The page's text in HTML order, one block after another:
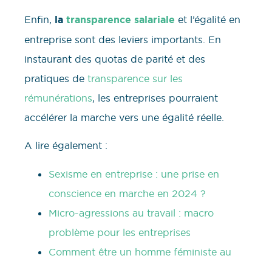
Enfin, la transparence salariale et l’égalité en
entreprise sont des leviers importants. En
instaurant des quotas de parité et des
pratiques de transparence sur les
rémunérations, les entreprises pourraient
accélérer la marche vers une égalité réelle.
A lire également :
Sexisme en entreprise : une prise en
conscience en marche en 2024 ?
Micro-agressions au travail : macro
problème pour les entreprises
Comment être un homme féministe au